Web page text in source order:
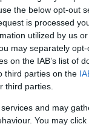
the below opt-out
is processed
utilized by us
may separately
on the IAB’s list of
third parties on the
third parties.
and may
You may
ΒΑΘΜΌΣ